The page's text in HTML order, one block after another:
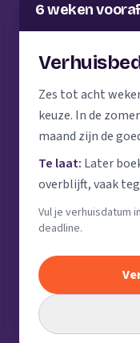
6 weken vooraf
Zes tot acht
keuze. In de
maand zijn de
Te laat: Later
overblijft, vaak
Vul je verhuisdatum
deadline.